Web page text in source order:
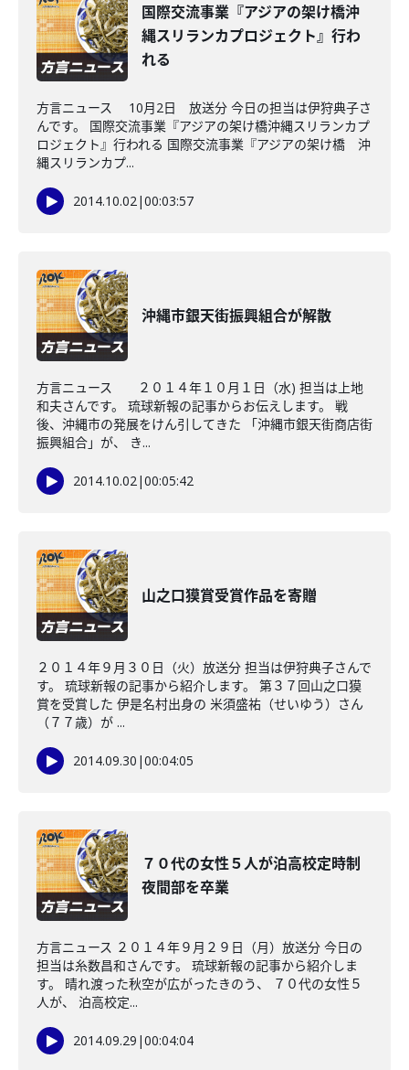
国際交流事業『アジアの架け橋沖
縄スリランカプロジェクト』行わ
れる
方言ニュース 10月2日 放送分 今日の担当は伊狩典子さ
んです。 国際交流事業『アジアの架け橋沖縄スリランカプ
ロジェクト』行われる 国際交流事業『アジアの架け橋 沖
縄スリランカプ...
2014.10.02|00:03:57
沖縄市銀天街振興組合が解散
方言ニュース ２０１４年１０月１日（水) 担当は上地
和夫さんです。 琉球新報の記事からお伝えします。 戦
後、沖縄市の発展をけん引してきた 「沖縄市銀天街商店街
振興組合」が、 き...
2014.10.02|00:05:42
山之口獏賞受賞作品を寄贈
２０１４年９月３０日（火）放送分 担当は伊狩典子さんで
す。 琉球新報の記事から紹介します。 第３７回山之口獏
賞を受賞した 伊是名村出身の 米須盛祐（せいゆう）さん
（７７歳）が ...
2014.09.30 |00:04:05
７０代の女性５人が泊高校定時制
夜間部を卒業
方言ニュース ２０１４年９月２９日（月）放送分 今日の
担当は糸数昌和さんです。 琉球新報の記事から紹介しま
す。 晴れ渡った秋空が広がったきのう、 ７０代の女性５
人が、 泊高校定...
2014.09.29 |00:04:04